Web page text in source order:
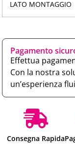
LATO MONTAGGIO
Pagamento
Effettua
Con la nostra
un’esperienza
Consegna Rapida